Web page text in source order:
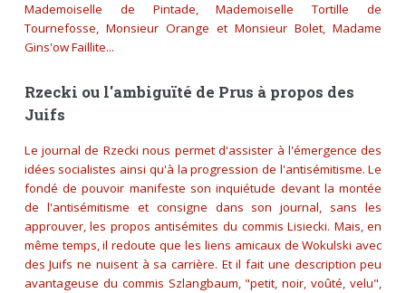
Mademoiselle de Pintade, Mademoiselle Tortille de
Tournefosse, Monsieur Orange et Monsieur Bolet, Madame
Gins'ow Faillite...
Rzecki ou l'ambiguïté de Prus à propos des
Juifs
Le journal de Rzecki nous permet d'assister à l'émergence des
idées socialistes ainsi qu'à la progression de l'antisémitisme. Le
fondé de pouvoir manifeste son inquiétude devant la montée
de l'antisémitisme et consigne dans son journal, sans les
approuver, les propos antisémites du commis Lisiecki. Mais, en
même temps, il redoute que les liens amicaux de Wokulski avec
des Juifs ne nuisent à sa carrière. Et il fait une description peu
avantageuse du commis Szlangbaum, "petit, noir, voûté, velu",